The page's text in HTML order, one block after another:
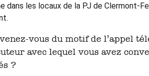
dans les locaux de la PJ de Clermont-
avec lequel vous avez
?